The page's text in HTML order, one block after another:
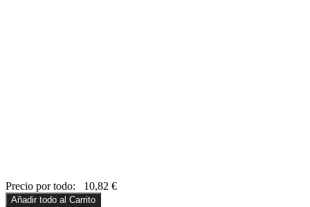
Precio por todo: 10,82 €
Añadir todo al Carrito